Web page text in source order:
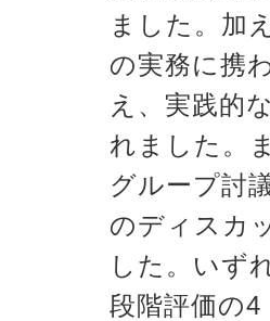
ました。加
の実務に携
え、実践的
れました。
グループ討
のディスカ
した。いず
段階評価の